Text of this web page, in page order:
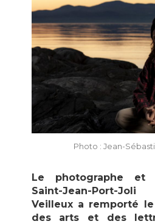
Photo : Jean-
Le photographe et
Saint-Jean-Port-Joli
Veilleux a remporté
des arts et des